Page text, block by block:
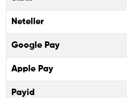
Neteller
Google Pay
Apple Pay
Payid